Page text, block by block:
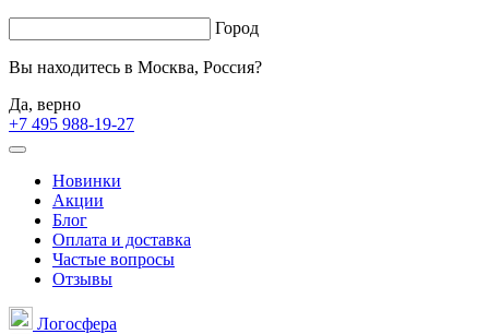
Город
Вы находитесь в Москва, Россия?
Да, верно
+7 495 988-19-27
Новинки
Акции
Блог
Оплата и доставка
Частые вопросы
Отзывы
Логосфера